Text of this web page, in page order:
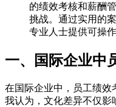
的绩效考核和薪酬
挑战。通过实用的
专业人士提供可操作
一、国际企业中
在国际企业中，员工绩效
我认为，文化差异不仅影